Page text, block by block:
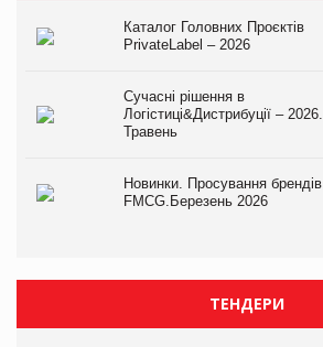
Каталог Головних Проєктів
PrivateLabel – 2026
Сучасні рішення в
Логістиці&Дистрибуції – 2026.
Травень
Новинки. Просування брендів
FMCG.Березень 2026
ТЕНДЕРИ